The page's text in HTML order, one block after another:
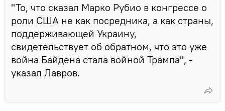
"То, что сказал Марко Рубио в конгрессе о
роли США не как посредника, а как страны,
поддерживающей Украину,
свидетельствует об обратном, что это уже
война Байдена стала войной Трампа", -
указал Лавров.